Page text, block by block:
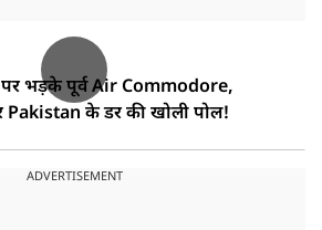
पर भड़के पूर्व Air Commodore,
के डर की खोली पोल!
ADVERTISEMENT